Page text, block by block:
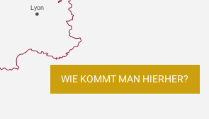
Lyon
WIE KOMMT MAN HIERHER?